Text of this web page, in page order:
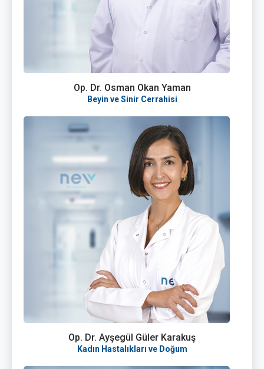
Op. Dr. Osman Okan Yaman
Beyin ve Sinir Cerrahisi
Op. Dr. Ayşegül Güler Karakuş
Kadın Hastalıkları ve Doğum